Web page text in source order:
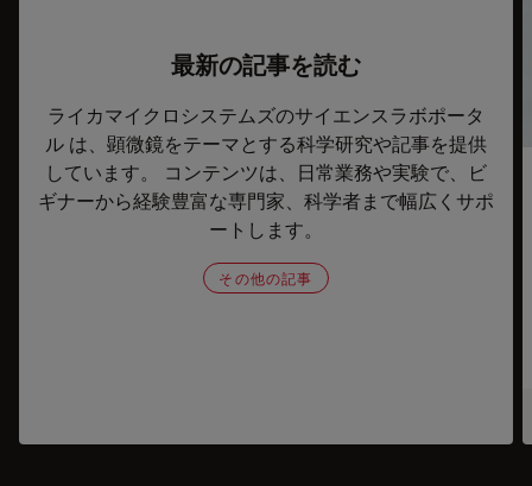
最新の記事を読む
ライカマイクロシステムズのサイエンスラボポータ
ル は、顕微鏡をテーマとする科学研究や記事を提供
しています。 コンテンツは、日常業務や実験で、ビ
ギナーから経験豊富な専門家、科学者まで幅広くサポ
ートします。
その他の記事